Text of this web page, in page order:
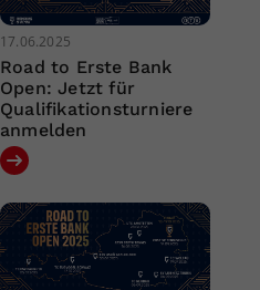
17.06.2025
Road to Erste Bank
Open: Jetzt für
Qualifikationsturniere
anmelden